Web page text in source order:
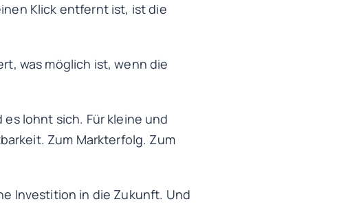
Klick entfernt ist, ist die
was möglich ist, wenn die
es lohnt sich. Für kleine und
Zum Markterfolg. Zum
Investition in die Zukunft. Und